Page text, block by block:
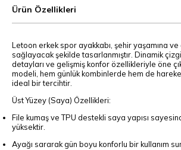
Ürün Özellikleri
Letoon erkek spor ayakkabı, şehir yaşamına
sağlayacak şekilde tasarlanmıştır. Dinamik
detayları ve gelişmiş konfor özellikleriyle öne
modeli, hem günlük kombinlerde hem de
ideal bir tercihtir.
Üst Yüzey (Saya) Özellikleri:
File kumaş ve TPU destekli saya yapısı
yüksektir.
Ayağı sararak gün boyu konforlu bir kullanım